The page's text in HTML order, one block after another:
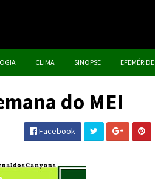
CLIMA SINOPSE
do MEI
Facebook